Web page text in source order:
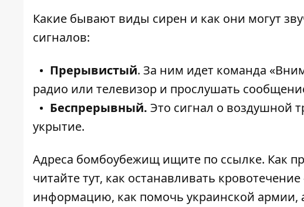
Какие бывают виды сирен и как они могут
сигналов:
Прерывистый. За ним идет команда
радио или телевизор и прослушать
Беспрерывный. Это сигнал о воздушной
укрытие.
Адреса бомбоубежищ ищите по ссылке. Как
читайтетут, как останавливать
информацию, как помочь украинской армии,